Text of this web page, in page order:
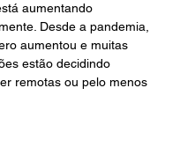
aumentando
Desde a pandemia,
aumentou e muitas
estão decidindo
remotas ou pelo menos